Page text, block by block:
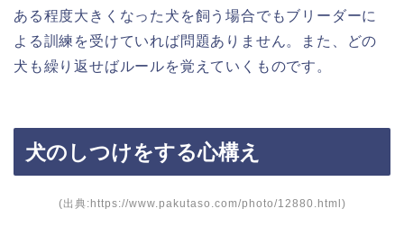
ある程度大きくなった犬を飼う場合でもブリーダーに
よる訓練を受けていれば問題ありません。また、どの
犬も繰り返せばルールを覚えていくものです。
犬のしつけをする心構え
(出典:https://www.pakutaso.com/photo/12880.html)